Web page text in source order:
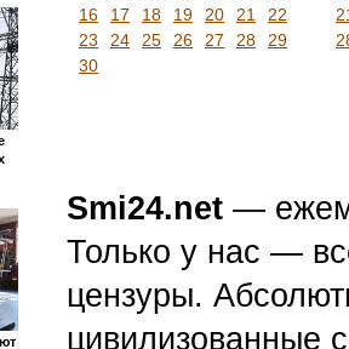
16
17 18 19 20 21
22
23
24 25 26 27 28
29
30
Smi24.net —
Только у нас —
цензуры.
цивилизованные